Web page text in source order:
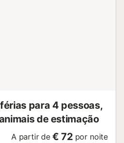
para 4 pessoas,
de estimação
A partir de € 72 por noite